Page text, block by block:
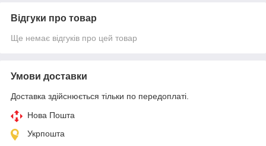
Відгуки про товар
Ще немає відгуків про цей товар
Умови доставки
Доставка здійснюється тільки по передоплаті.
Нова Пошта
Укрпошта